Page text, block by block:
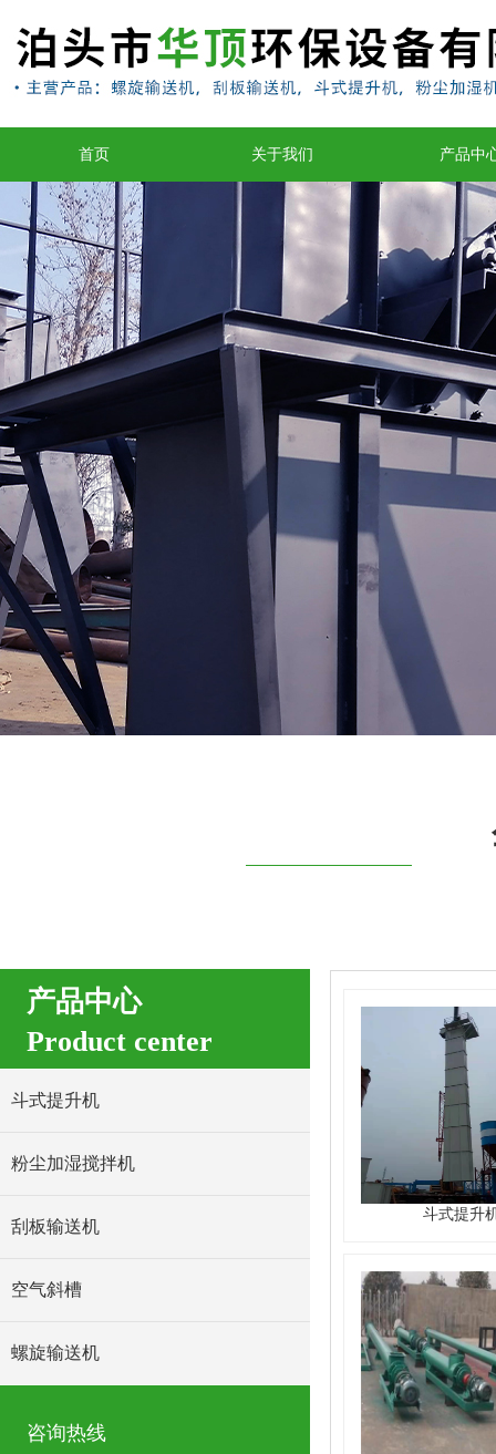
首页 关于我们 产品中
产品中心
Product center
斗式提升
斗式提升机
粉尘加湿搅拌机
刮板输送机
空气斜槽
螺旋输送机
咨询热线